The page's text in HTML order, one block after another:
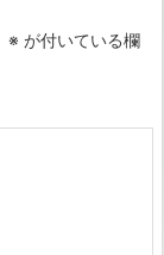
※ が付いている欄